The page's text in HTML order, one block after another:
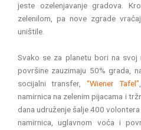
jeste ozelenjavanje gradova.
zelenilom, pa nove zgrade
uništile.
Svako se za planetu bori na svoj
površine zauzimaju 50% grada,
socijalni transfer, “Wiener Tafel”
namirnica na zelenim pijacama i
dana udruženje šalje 400
namirnica, uglavnom voća i